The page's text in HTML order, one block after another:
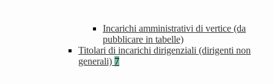
Incarichi amministrativi di vertice (da
pubblicare in tabelle)
Titolari di incarichi dirigenziali (dirigenti non
generali) 7